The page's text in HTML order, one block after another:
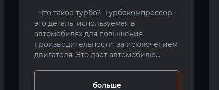
Что такое турбо? Турбокомпрессор -
это деталь, используемая в
автомобилях для повышения
производительности, за исключением
двигателя. Это дает автомобилю...
больше